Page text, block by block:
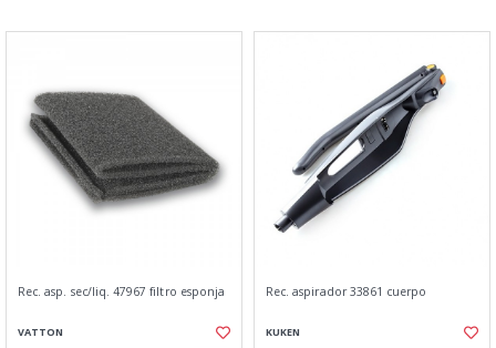
Rec. asp. sec/liq. 47967 filtro esponja
VATTON
Rec. aspirador 33861 cuerpo
KUKEN